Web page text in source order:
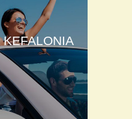
KEFALONIA